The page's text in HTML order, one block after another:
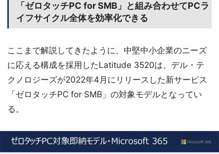
「ゼロタッチPC for SMB」と組み合わせてPCラ
イフサイクル全体を効率化できる
ここまで解説してきたように、中堅中小企業のニーズ
に応える構成を採用したLatitude 3520は、デル・テ
クノロジーズが2022年4月にリリースした新サービス
「ゼロタッチPC for SMB」の対象モデルとなってい
る。